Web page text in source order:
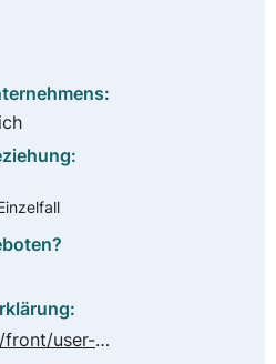
https://www.reviews.io/front/user-privacy-policy